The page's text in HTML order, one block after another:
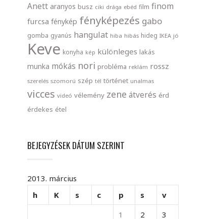
Anett aranyos busz ciki drága ebéd film finom
furcsa fénykép fényképezés gabo
gomba gyanús hangulat hiba hibás hideg IKEA jó
Keve konyha kép különleges lakás
munka mókás nori probléma reklám rossz
szerelés szomorú szép tél történet unalmas
vicces videó vélemény zene átverés érd
érdekes étel
BEJEGYZÉSEK DÁTUM SZERINT
2013. március
h
K s c p s
v
1
2
3